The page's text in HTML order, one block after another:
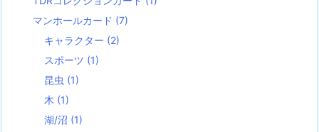
マンホールカード (7)
キャラクター (2)
スポーツ (1)
昆虫 (1)
木 (1)
湖/沼 (1)